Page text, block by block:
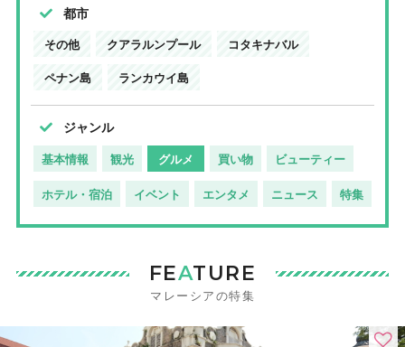
都市
その他 クアラルンプール コタキナバル
ペナン島 ランカウイ島
ジャンル
基本情報 観光 グルメ 買い物 ビューティー
ホテル・宿泊 イベント エンタメ ニュース 特集
FEATURE
マレーシアの特集